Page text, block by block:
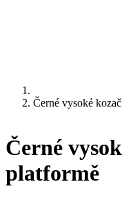
Černé vysoké
Černé
platformě